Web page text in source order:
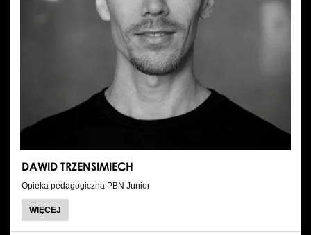
DAWID TRZENSIMIECH
Opieka pedagogiczna PBN Junior
WIĘCEJ
DAWID